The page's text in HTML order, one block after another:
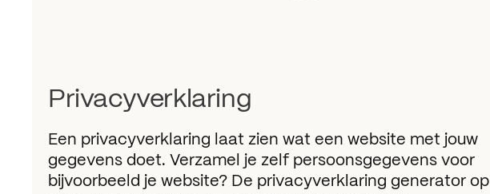
Privacyverklaring
Een privacyverklaring laat zien wat een website met jouw
gegevens doet. Verzamel je zelf persoonsgegevens voor
bijvoorbeeld je website? De privacyverklaring generator op